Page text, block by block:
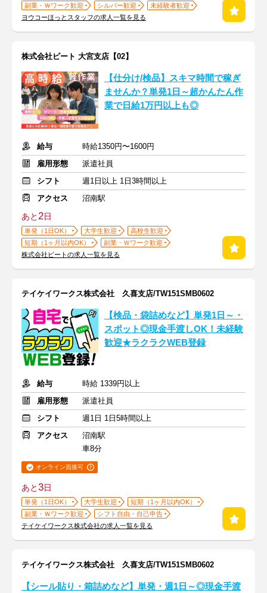
副業・Ｗワーク歓迎
シルバー歓迎
未経験者歓迎
ヨウコーほっとスタッフの求人一覧を見る
株式会社ビート 大宮支店【02】
【仕分け/検品】スキマ時間で稼ぎ
ませんか？単発1日～超かんたん作
業で日給1万円以上も◎
給与
時給1350円〜1600円
雇用形態
派遣社員
シフト
週1日以上 1日3時間以上
アクセス
沼南駅
あと2日
単発（1日OK） 大学生歓迎
高校生歓迎
短期（1ヶ月以内OK）
副業・Ｗワーク歓迎
株式会社ビートの求人一覧を見る
テイケイワークス株式会社 久喜支店/TW151SMB0602
【検品・袋詰めなど】単発1日～・
スポット◎現金手渡しOK！未経験
歓迎★ラクラクWEB登録
給与
時給 1339円以上
雇用形態
派遣社員
シフト
週1日 1日5時間以上
アクセス
沼南駅
車8分
オンライン面接可
あと3日
単発（1日OK） 大学生歓迎
短期（1ヶ月以内OK）
副業・Ｗワーク歓迎
シフト自由・自己申告
テイケイワークス株式会社の求人一覧を見る
テイケイワークス株式会社 久喜支店/TW151SMB0602
【シール貼り・箱詰めなど】単発・週1日～◎現金手渡